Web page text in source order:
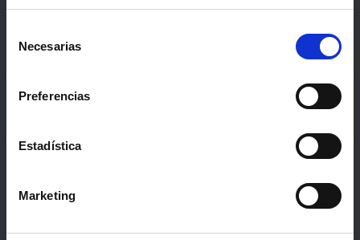
Necesarias
Preferencias
Estadística
Marketing
emprendedoras con discapacidad